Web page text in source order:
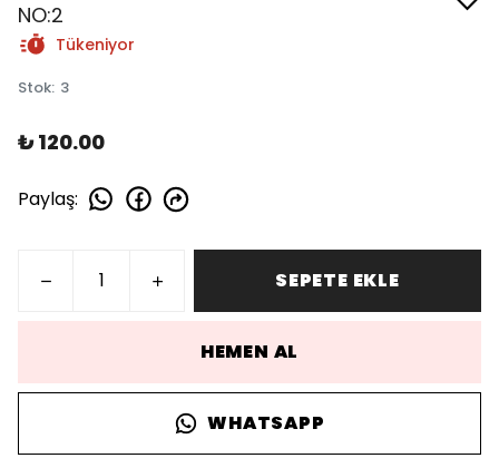
NO:2
Tükeniyor
Stok: 3
₺ 120.00
Paylaş:
SEPETE EKLE
HEMEN AL
WHATSAPP